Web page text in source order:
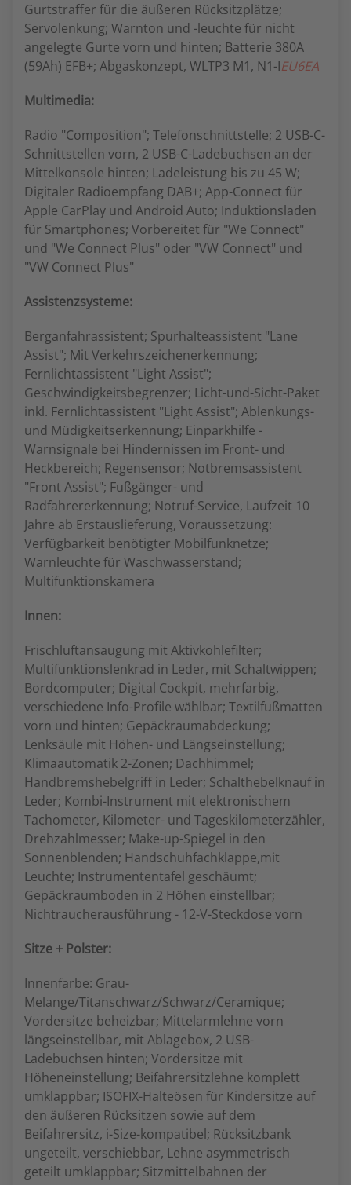
Gurtstraffer für die äußeren Rücksitzplätze;
Servolenkung; Warnton und -leuchte für nicht
angelegte Gurte vorn und hinten; Batterie 380A
(59Ah) EFB+; Abgaskonzept, WLTP3 M1, N1-IEU6EA
Multimedia:
Radio "Composition"; Telefonschnittstelle; 2 USB-C-
Schnittstellen vorn, 2 USB-C-Ladebuchsen an der
Mittelkonsole hinten; Ladeleistung bis zu 45 W;
Digitaler Radioempfang DAB+; App-Connect für
Apple CarPlay und Android Auto; Induktionsladen
für Smartphones; Vorbereitet für "We Connect"
und "We Connect Plus" oder "VW Connect" und
"VW Connect Plus"
Assistenzsysteme:
Berganfahrassistent; Spurhalteassistent "Lane
Assist"; Mit Verkehrszeichenerkennung;
Fernlichtassistent "Light Assist";
Geschwindigkeitsbegrenzer; Licht-und-Sicht-Paket
inkl. Fernlichtassistent "Light Assist"; Ablenkungs-
und Müdigkeitserkennung; Einparkhilfe -
Warnsignale bei Hindernissen im Front- und
Heckbereich; Regensensor; Notbremsassistent
"Front Assist"; Fußgänger- und
Radfahrererkennung; Notruf-Service, Laufzeit 10
Jahre ab Erstauslieferung, Voraussetzung:
Verfügbarkeit benötigter Mobilfunknetze;
Warnleuchte für Waschwasserstand;
Multifunktionskamera
Innen:
Frischluftansaugung mit Aktivkohlefilter;
Multifunktionslenkrad in Leder, mit Schaltwippen;
Bordcomputer; Digital Cockpit, mehrfarbig,
verschiedene Info-Profile wählbar; Textilfußmatten
vorn und hinten; Gepäckraumabdeckung;
Lenksäule mit Höhen- und Längseinstellung;
Klimaautomatik 2-Zonen; Dachhimmel;
Handbremshebelgriff in Leder; Schalthebelknauf in
Leder; Kombi-Instrument mit elektronischem
Tachometer, Kilometer- und Tageskilometerzähler,
Drehzahlmesser; Make-up-Spiegel in den
Sonnenblenden; Handschuhfachklappe,mit
Leuchte; Instrumententafel geschäumt;
Gepäckraumboden in 2 Höhen einstellbar;
Nichtraucherausführung - 12-V-Steckdose vorn
Sitze + Polster:
Innenfarbe: Grau-
Melange/Titanschwarz/Schwarz/Ceramique;
Vordersitze beheizbar; Mittelarmlehne vorn
längseinstellbar, mit Ablagebox, 2 USB-
Ladebuchsen hinten; Vordersitze mit
Höheneinstellung; Beifahrersitzlehne komplett
umklappbar; ISOFIX-Halteösen für Kindersitze auf
den äußeren Rücksitzen sowie auf dem
Beifahrersitz, i-Size-kompatibel; Rücksitzbank
ungeteilt, verschiebbar, Lehne asymmetrisch
geteilt umklappbar; Sitzmittelbahnen der